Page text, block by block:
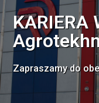
KARIERA
Zapraszamy do